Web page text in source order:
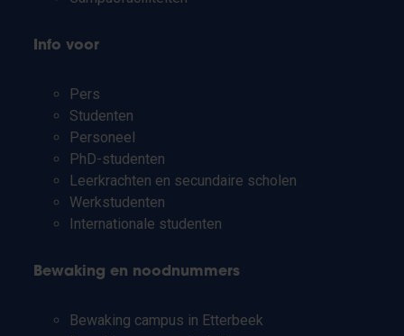
Info voor
Pers
Studenten
Personeel
PhD-studenten
Leerkrachten en secundaire scholen
Werkstudenten
Internationale studenten
Bewaking en noodnummers
Bewaking campus in Etterbeek